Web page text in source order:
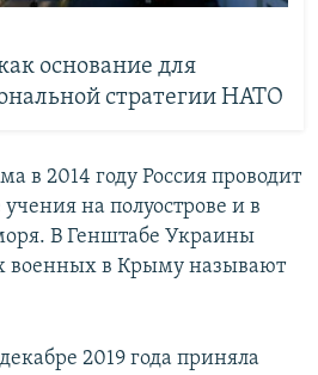
основание для
стратегии НАТО
в 2014 году Россия проводит
на полуострове и в
В Генштабе Украины
военных в Крыму называют
2019 года приняла